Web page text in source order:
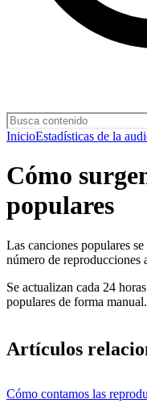
InicioEstadísticas de la
Cómo
populares
Las canciones populares
número de reproducciones
Se actualizan cada 24
populares de forma manual.
Artículos
Cómo contamos las